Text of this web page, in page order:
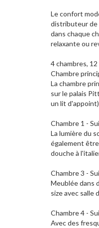
Le confort
distributeur de
dans chaque
relaxante ou
4 chambres,
Chambre
La chambre
sur le palais
un lit
Chambre 1 -
La lumière du
également
douche à
Chambre 3 -
Meublée dans
size avec salle
Chambre 4 -
Avec des